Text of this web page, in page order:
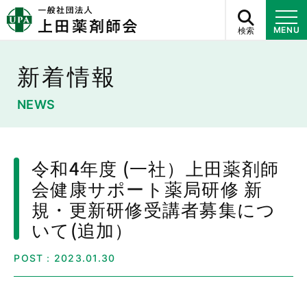
検索 MENU
新着情報
NEWS
令和4年度 (一社）上田薬剤師
会健康サポート薬局研修 新
規・更新研修受講者募集につ
いて(追加）
POST：2023.01.30